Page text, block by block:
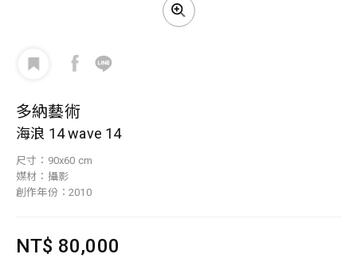
多納藝術
海浪 14 wave 14
尺寸：90x60 cm
媒材：攝影
創作年份：2010
NT$ 80,000